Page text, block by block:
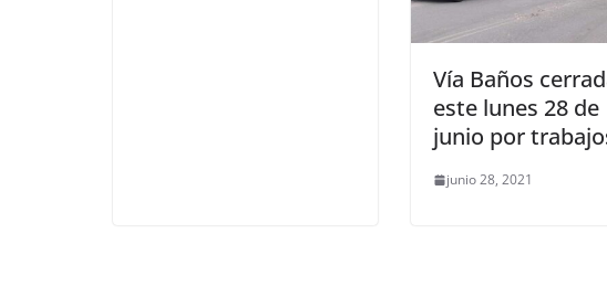
Vía Baños
este lunes 28 de
junio por
junio 28, 2021